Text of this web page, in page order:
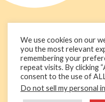
We use cookies on our
you the most relevant
remembering your
repeat visits. By clicking
consent to the use of
Do not sell my personal